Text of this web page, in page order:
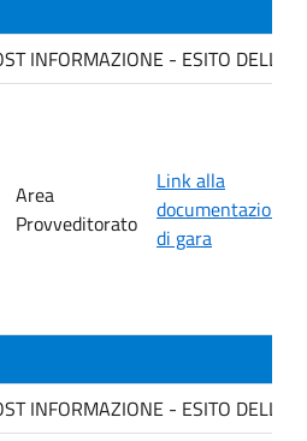
INFORMAZIONE - ESITO
Area
Provveditorato
Link alla
documentazione
di gara
INFORMAZIONE - ESITO